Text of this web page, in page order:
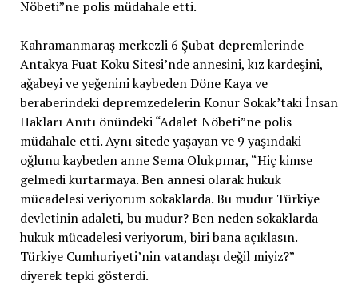
Nöbeti”ne polis müdahale etti.
Kahramanmaraş merkezli 6 Şubat depremlerinde
Antakya Fuat Koku Sitesi’nde annesini, kız kardeşini,
ağabeyi ve yeğenini kaybeden Döne Kaya ve
beraberindeki depremzedelerin Konur Sokak’taki İnsan
Hakları Anıtı önündeki “Adalet Nöbeti”ne polis
müdahale etti. Aynı sitede yaşayan ve 9 yaşındaki
oğlunu kaybeden anne Sema Olukpınar, “Hiç kimse
gelmedi kurtarmaya. Ben annesi olarak hukuk
mücadelesi veriyorum sokaklarda. Bu mudur Türkiye
devletinin adaleti, bu mudur? Ben neden sokaklarda
hukuk mücadelesi veriyorum, biri bana açıklasın.
Türkiye Cumhuriyeti’nin vatandaşı değil miyiz?”
diyerek tepki gösterdi.